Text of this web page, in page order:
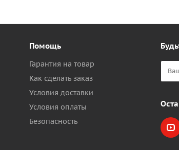
Помощь
Гарантия на товар
Как сделать заказ
Условия доставки
Условия оплаты
Безопасность